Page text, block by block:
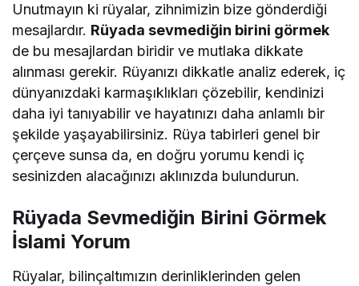
Unutmayın ki rüyalar, zihnimizin bize gönderdiği
mesajlardır. Rüyada sevmediğin birini görmek
de bu mesajlardan biridir ve mutlaka dikkate
alınması gerekir. Rüyanızı dikkatle analiz ederek, iç
dünyanızdaki karmaşıklıkları çözebilir, kendinizi
daha iyi tanıyabilir ve hayatınızı daha anlamlı bir
şekilde yaşayabilirsiniz. Rüya tabirleri genel bir
çerçeve sunsa da, en doğru yorumu kendi iç
sesinizden alacağınızı aklınızda bulundurun.
Rüyada Sevmediğin Birini Görmek
İslami Yorum
Rüyalar, bilinçaltımızın derinliklerinden gelen